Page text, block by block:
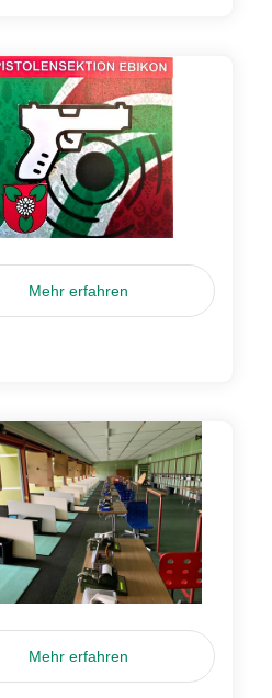
Mehr erfahren
Mehr erfahren